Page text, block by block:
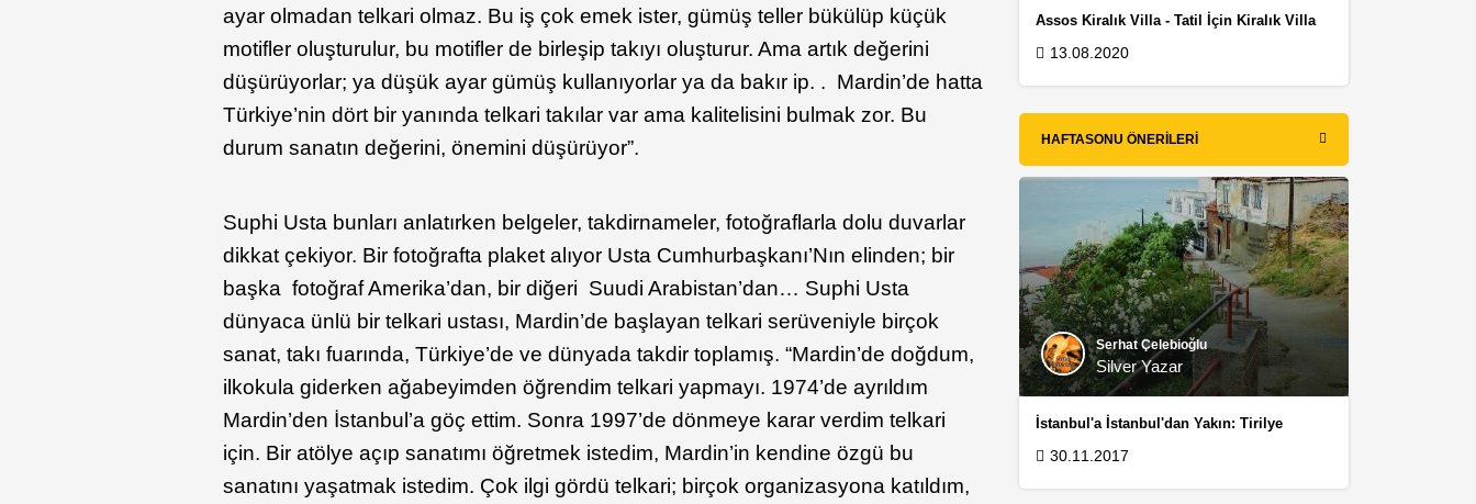
ayar olmadan telkari olmaz. Bu iş çok emek ister, gümüş teller bükülüp küçük
motifler oluşturulur, bu motifler de birleşip takıyı oluşturur. Ama artık değerini
düşürüyorlar; ya düşük ayar gümüş kullanıyorlar ya da bakır ip. . Mardin’de hatta
Türkiye’nin dört bir yanında telkari takılar var ama kalitelisini bulmak zor. Bu
durum sanatın değerini, önemini düşürüyor”.
Suphi Usta bunları anlatırken belgeler, takdirnameler, fotoğraflarla dolu duvarlar
dikkat çekiyor. Bir fotoğrafta plaket alıyor Usta Cumhurbaşkanı’Nın elinden; bir
başka fotoğraf Amerika’dan, bir diğeri Suudi Arabistan’dan… Suphi Usta
dünyaca ünlü bir telkari ustası, Mardin’de başlayan telkari serüveniyle birçok
sanat, takı fuarında, Türkiye’de ve dünyada takdir toplamış. “Mardin’de doğdum,
ilkokula giderken ağabeyimden öğrendim telkari yapmayı. 1974’de ayrıldım
Mardin’den İstanbul’a göç ettim. Sonra 1997’de dönmeye karar verdim telkari
için. Bir atölye açıp sanatımı öğretmek istedim, Mardin’in kendine özgü bu
sanatını yaşatmak istedim. Çok ilgi gördü telkari; birçok organizasyona katıldım,
Assos Kiralık Villa - Tatil İçin Kiralık Villa
13.08.2020
HAFTASONU ÖNERILERI
Serhat Çelebioğlu
Silver Yazar
İstanbul'a İstanbul'dan Yakın: Tirilye
30.11.2017